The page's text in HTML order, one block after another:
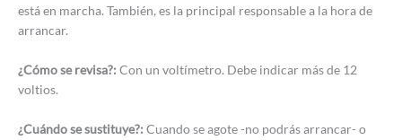
está en marcha. También, es la principal responsable a la hora de
arrancar.
¿Cómo se revisa?: Con un voltímetro. Debe indicar más de 12
voltios.
¿Cuándo se sustituye?: Cuando se agote -no podrás arrancar- o